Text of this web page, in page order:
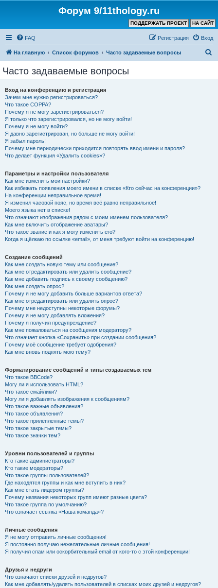
Форум 9/11thology.ru
НА САЙТ
ПОДДЕРЖАТЬ ПРОЕКТ
FAQ Вход
Регистрация
На главную Список форумов Часто задаваемые вопросы
Часто задаваемые вопросы
Вход на конференцию и регистрация
Зачем мне нужно регистрироваться?
Что такое COPPA?
Почему я не могу зарегистрироваться?
Я только что зарегистрировался, но не могу войти!
Почему я не могу войти?
Я давно зарегистрирован, но больше не могу войти!
Я забыл пароль!
Почему мне периодически приходится повторять ввод имени и пароля?
Что делает функция «Удалить cookies»?
Параметры и настройки пользователя
Как мне изменить мои настройки?
Как избежать появления моего имени в списке «Кто сейчас на конференции»?
На конференции неправильное время!
Я изменил часовой пояс, но время всё равно неправильное!
Моего языка нет в списке!
Что означают изображения рядом с моим именем пользователя?
Как мне включить отображение аватары?
Что такое звание и как я могу изменить его?
Когда я щёлкаю по ссылке «email», от меня требуют войти на конференцию!
Создание сообщений
Как мне создать новую тему или сообщение?
Как мне отредактировать или удалить сообщение?
Как мне добавить подпись к своему сообщению?
Как мне создать опрос?
Почему я не могу добавить больше вариантов ответа?
Как мне отредактировать или удалить опрос?
Почему мне недоступны некоторые форумы?
Почему я не могу добавлять вложения?
Почему я получил предупреждение?
Как мне пожаловаться на сообщения модератору?
Что означает кнопка «Сохранить» при создании сообщения?
Почему моё сообщение требует одобрения?
Как мне вновь поднять мою тему?
Форматирование сообщений и типы создаваемых тем
Что такое BBCode?
Могу ли я использовать HTML?
Что такое смайлики?
Могу ли я добавлять изображения к сообщениям?
Что такое важные объявления?
Что такое объявления?
Что такое прилепленные темы?
Что такое закрытые темы?
Что такое значки тем?
Уровни пользователей и группы
Кто такие администраторы?
Кто такие модераторы?
Что такое группы пользователей?
Где находятся группы и как мне вступить в них?
Как мне стать лидером группы?
Почему названия некоторых групп имеют разные цвета?
Что такое группа по умолчанию?
Что означает ссылка «Наша команда»?
Личные сообщения
Я не могу отправить личные сообщения!
Я постоянно получаю нежелательные личные сообщения!
Я получил спам или оскорбительный email от кого-то с этой конференции!
Друзья и недруги
Что означают списки друзей и недругов?
Как мне добавлять/удалять пользователей в списках моих друзей и недругов?